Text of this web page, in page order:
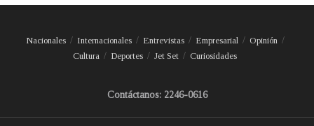
Nacionales Internacionales Entrevistas Empresarial
Opinión
Cultura
Deportes Jet Set Curiosidades
Contáctanos: 2246-0616